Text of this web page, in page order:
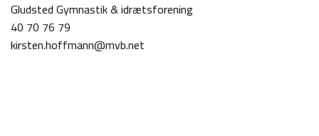
Gludsted Gymnastik & idrætsforening
40 70 76 79
kirsten.hoffmann@mvb.net